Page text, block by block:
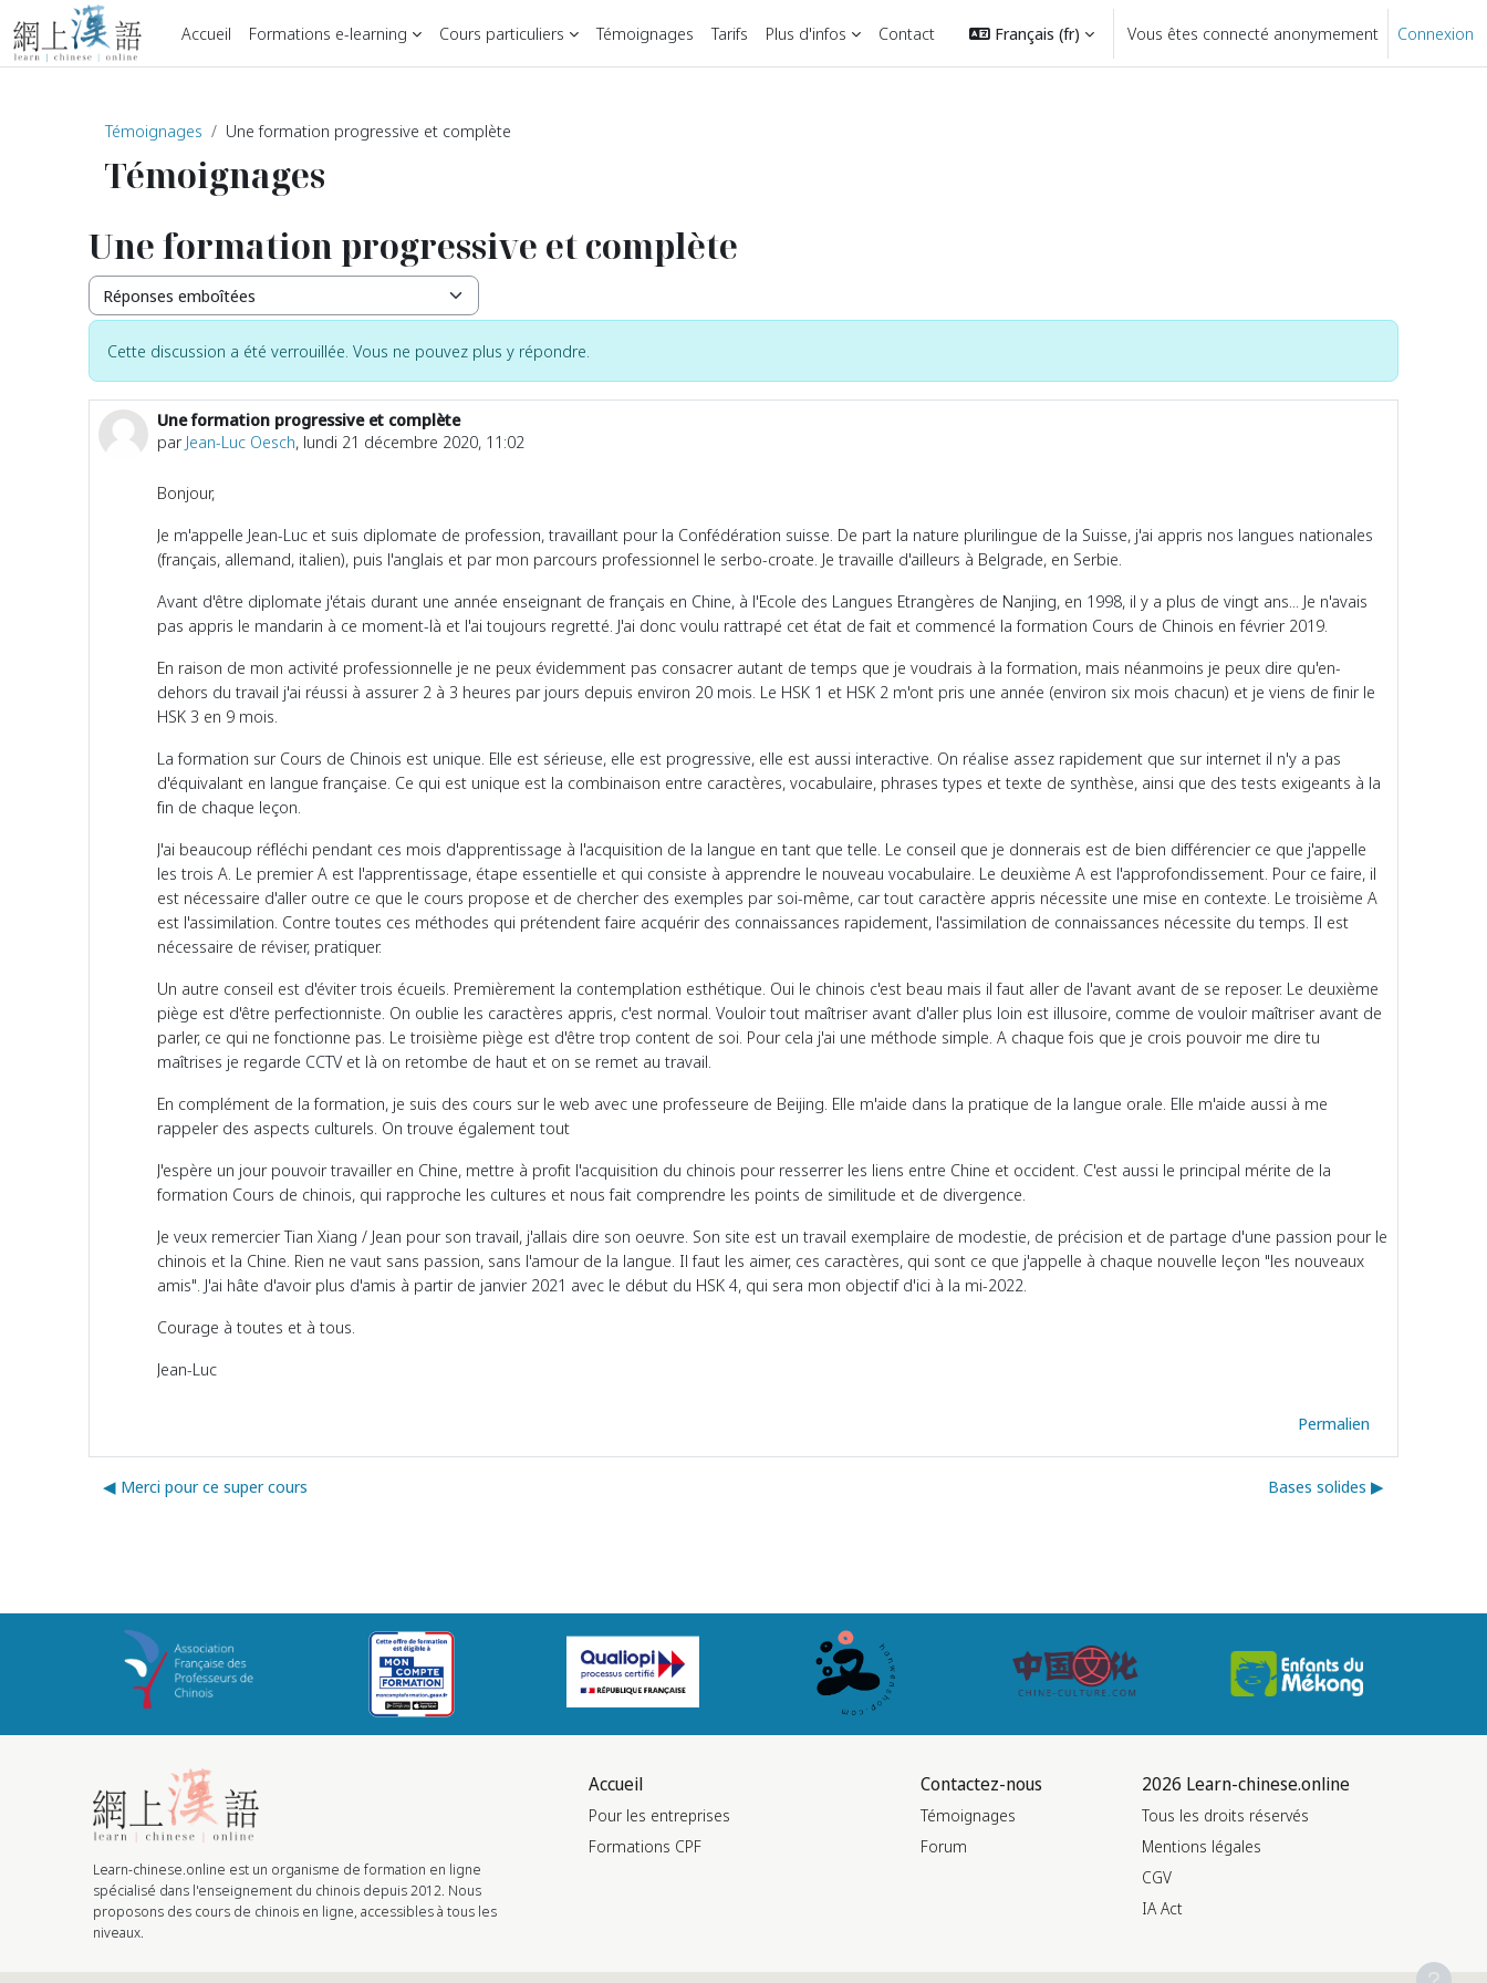
Passer au contenu principal
Accueil
Formations e-learning Cours particuliers Témoignages Tarifs Plus d'infos Contact Français ‎(fr)‎ Vous êtes connecté anonymement Connexion
Témoignages Une formation progressive et complète
Témoignages
Une formation progressive et complète
Type d’affichage
Cette discussion a été verrouillée. Vous ne pouvez plus y répondre.
Une formation progressive et complète
par Jean-Luc Oesch, lundi 21 décembre 2020, 11:02
Nombre de réponses : 0
Bonjour,
Je m'appelle Jean-Luc et suis diplomate de profession, travaillant pour la Confédération suisse. De part la nature plurilingue de la Suisse, j'ai appris nos langues nationales
(français, allemand, italien), puis l'anglais et par mon parcours professionnel le serbo-croate. Je travaille d'ailleurs à Belgrade, en Serbie.
Avant d'être diplomate j'étais durant une année enseignant de français en Chine, à l'Ecole des Langues Etrangères de Nanjing, en 1998, il y a plus de vingt ans... Je n'avais
pas appris le mandarin à ce moment-là et l'ai toujours regretté. J'ai donc voulu rattrapé cet état de fait et commencé la formation Cours de Chinois en février 2019.
En raison de mon activité professionnelle je ne peux évidemment pas consacrer autant de temps que je voudrais à la formation, mais néanmoins je peux dire qu'en-
dehors du travail j'ai réussi à assurer 2 à 3 heures par jours depuis environ 20 mois. Le HSK 1 et HSK 2 m'ont pris une année (environ six mois chacun) et je viens de finir le
HSK 3 en 9 mois.
La formation sur Cours de Chinois est unique. Elle est sérieuse, elle est progressive, elle est aussi interactive. On réalise assez rapidement que sur internet il n'y a pas
d'équivalant en langue française. Ce qui est unique est la combinaison entre caractères, vocabulaire, phrases types et texte de synthèse, ainsi que des tests exigeants à la
fin de chaque leçon.
J'ai beaucoup réfléchi pendant ces mois d'apprentissage à l'acquisition de la langue en tant que telle. Le conseil que je donnerais est de bien différencier ce que j'appelle
les trois A. Le premier A est l'apprentissage, étape essentielle et qui consiste à apprendre le nouveau vocabulaire. Le deuxième A est l'approfondissement. Pour ce faire, il
est nécessaire d'aller outre ce que le cours propose et de chercher des exemples par soi-même, car tout caractère appris nécessite une mise en contexte. Le troisième A
est l'assimilation. Contre toutes ces méthodes qui prétendent faire acquérir des connaissances rapidement, l'assimilation de connaissances nécessite du temps. Il est
nécessaire de réviser, pratiquer.
Un autre conseil est d'éviter trois écueils. Premièrement la contemplation esthétique. Oui le chinois c'est beau mais il faut aller de l'avant avant de se reposer. Le deuxième
piège est d'être perfectionniste. On oublie les caractères appris, c'est normal. Vouloir tout maîtriser avant d'aller plus loin est illusoire, comme de vouloir maîtriser avant de
parler, ce qui ne fonctionne pas. Le troisième piège est d'être trop content de soi. Pour cela j'ai une méthode simple. A chaque fois que je crois pouvoir me dire tu
maîtrises je regarde CCTV et là on retombe de haut et on se remet au travail.
En complément de la formation, je suis des cours sur le web avec une professeure de Beijing. Elle m'aide dans la pratique de la langue orale. Elle m'aide aussi à me
rappeler des aspects culturels. On trouve également tout
J'espère un jour pouvoir travailler en Chine, mettre à profit l'acquisition du chinois pour resserrer les liens entre Chine et occident. C'est aussi le principal mérite de la
formation Cours de chinois, qui rapproche les cultures et nous fait comprendre les points de similitude et de divergence.
Je veux remercier Tian Xiang / Jean pour son travail, j'allais dire son oeuvre. Son site est un travail exemplaire de modestie, de précision et de partage d'une passion pour le
chinois et la Chine. Rien ne vaut sans passion, sans l'amour de la langue. Il faut les aimer, ces caractères, qui sont ce que j'appelle à chaque nouvelle leçon "les nouveaux
amis". J'ai hâte d'avoir plus d'amis à partir de janvier 2021 avec le début du HSK 4, qui sera mon objectif d'ici à la mi-2022.
Courage à toutes et à tous.
Jean-Luc
Permalien
◀︎ Merci pour ce super cours Bases solides ▶︎
Learn-chinese.online est un organisme de formation en ligne
spécialisé dans l'enseignement du chinois depuis 2012. Nous
proposons des cours de chinois en ligne, accessibles à tous les
niveaux.
Accueil
Pour les entreprises
Formations CPF
Contactez-nous
Témoignages
Forum
2026 Learn-chinese.online
Tous les droits réservés
Mentions légales
CGV
IA Act